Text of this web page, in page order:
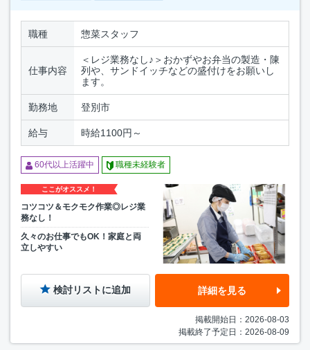
職種 惣菜スタッフ
仕事内容
＜レジ業務なし♪＞おかずやお弁当の製造・陳
列や、サンドイッチなどの盛付けをお願いし
ます。
勤務地 登別市
給与 時給1100円～
60代以上活躍中 職種未経験者
ここがオススメ！
コツコツ＆モクモク作業◎レジ業
務なし！
久々のお仕事でもOK！家庭と両
立しやすい
検討リストに追加 詳細を見る
掲載開始日：2026-08-03
掲載終了予定日：2026-08-09